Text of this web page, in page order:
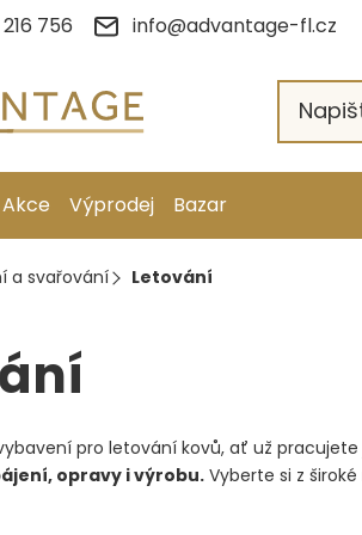
756 info@advantage-fl.cz
nástroje
Akce Výprodej Bazar
a svařování Letování
pro letování kovů, ať už
opravy i výrobu. Vyberte si z